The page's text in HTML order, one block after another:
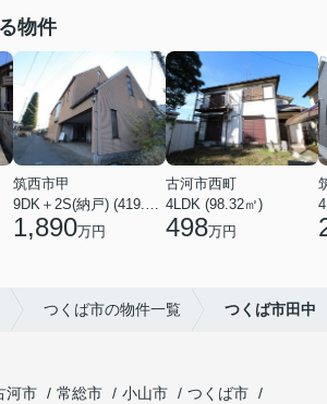
物件
筑西市甲
9DK＋2S(納戸) (419.56㎡)
1,890万円
古河市西町
4LDK (98.32㎡)
498万円
つくば市の物件一覧 つくば市田中
河市 常総市 小山市
つくば市